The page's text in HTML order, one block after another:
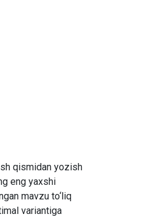
qismidan yozish
eng yaxshi
mavzu to‘liq
variantiga